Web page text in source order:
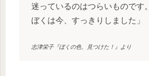
迷っているのはつらいものです。
ぼくは今、すっきりしました」
志津栄子『ぼくの色、見つけた！』より